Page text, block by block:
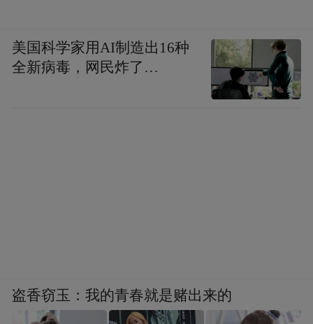
美国科学家用AI制造出16种
全新病毒，网民炸了…
盗香窃玉：我的青春就是赌出来的